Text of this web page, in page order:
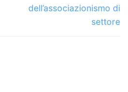
dell’associazionismo di
settore